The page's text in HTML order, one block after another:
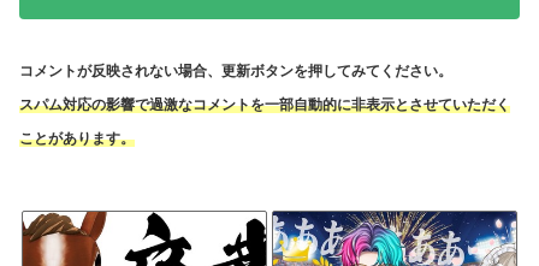
コメントが反映されない場合、更新ボタンを押してみてください。
スパム対応の影響で過激なコメントを一部自動的に非表示とさせていただく
ことがあります。